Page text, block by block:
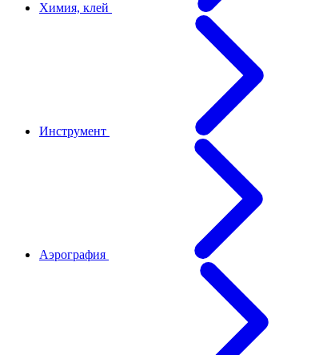
Химия, клей
Инструмент
Аэрография